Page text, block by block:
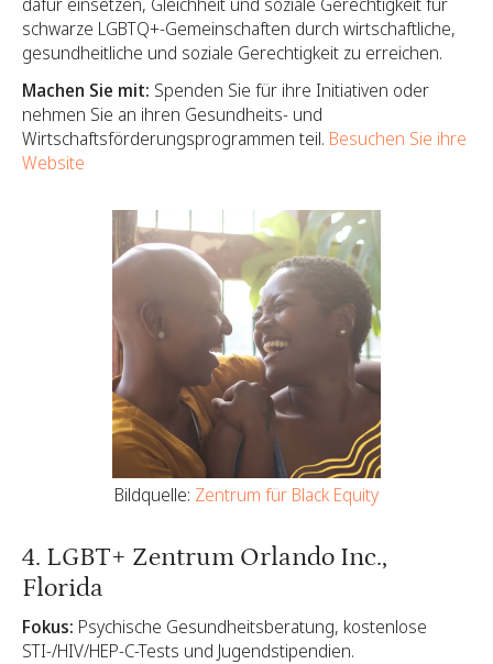
schwarze LGBTQ+-Gemeinschaften durch wirtschaftliche,
gesundheitliche und soziale Gerechtigkeit zu erreichen.
Machen Sie mit: Spenden Sie für ihre Initiativen oder
nehmen Sie an ihren Gesundheits- und
Wirtschaftsförderungsprogrammen teil. Besuchen Sie ihre
Website
Bildquelle: Zentrum für Black Equity
4. LGBT+ Zentrum Orlando Inc.,
Florida
Fokus: Psychische Gesundheitsberatung, kostenlose
STI-/HIV/HEP-C-Tests und Jugendstipendien.